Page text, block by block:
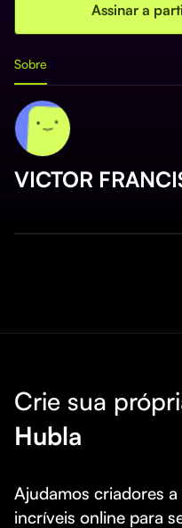
Assinar a
Sobre
VICTOR
Crie sua
Hubla
Ajudamos criadores
incríveis online para